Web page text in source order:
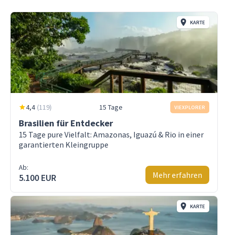
KARTE
4,4 (119) 15 Tage VIEXPLORER
Brasilien für Entdecker
15 Tage pure Vielfalt: Amazonas, Iguazú & Rio in einer
garantierten Kleingruppe
Ab:
5.100 EUR Mehr erfahren
KARTE